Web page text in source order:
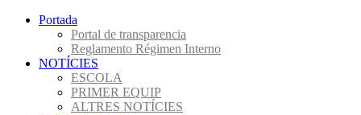
Portada
Portal de transparencia
Reglamento Régimen Interno
NOTÍCIES
ESCOLA
PRIMER EQUIP
ALTRES NOTÍCIES